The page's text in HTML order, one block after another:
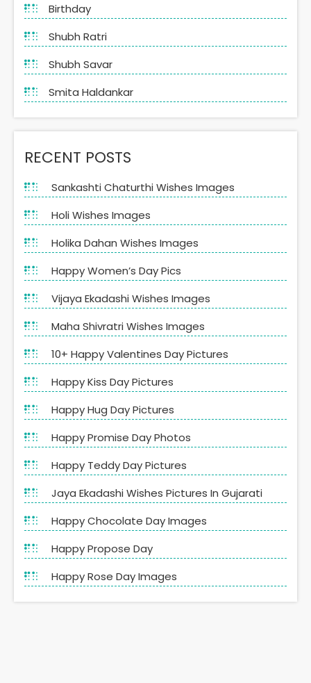
Birthday
Shubh Ratri
Shubh Savar
Smita Haldankar
RECENT POSTS
Sankashti Chaturthi Wishes Images
Holi Wishes Images
Holika Dahan Wishes Images
Happy Women’s Day Pics
Vijaya Ekadashi Wishes Images
Maha Shivratri Wishes Images
10+ Happy Valentines Day Pictures
Happy Kiss Day Pictures
Happy Hug Day Pictures
Happy Promise Day Photos
Happy Teddy Day Pictures
Jaya Ekadashi Wishes Pictures In Gujarati
Happy Chocolate Day Images
Happy Propose Day
Happy Rose Day Images